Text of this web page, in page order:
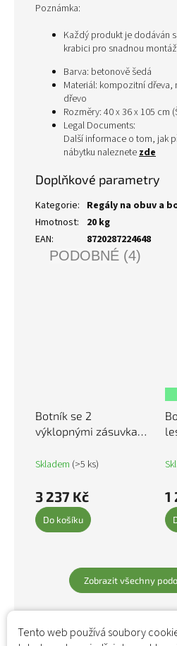
Tento web používá soubory
Poznámka:
Každý produkt je dodáván
krabici pro snadnou
Barva: betonově šedá
Materiál: kompozitní dřeva,
dřevo
Rozměry: 40 x 36 x 105 cm
Legal Documents:
Další informace o tom, jak
nábytku naleznete zde
Doplňkové parametry
Kategorie: Regály na obuv a
Hmotnost:
20 kg
EAN: 8720287224648
PODOBNÉ (4)
Botník se 2
výklopnými zásuvkami
116 cm 3214408
Skladem (>5 ks)
3 237 Kč
Do košíku
1
Zobrazit všechny